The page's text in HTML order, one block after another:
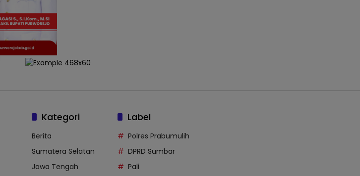
Kategori
Berita
Sumatera Selatan
Jawa Tengah
Label
Polres Prabumulih
DPRD Sumbar
Pali